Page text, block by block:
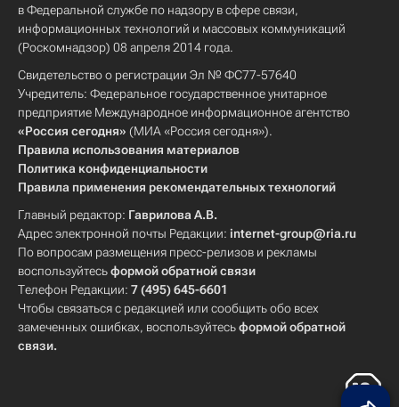
в Федеральной службе по надзору в сфере связи,
информационных технологий и массовых коммуникаций
(Роскомнадзор) 08 апреля 2014 года.
Свидетельство о регистрации Эл № ФС77-57640
Учредитель: Федеральное государственное унитарное
предприятие Международное информационное агентство
«Россия сегодня» (МИА «Россия сегодня»).
Правила использования материалов
Политика конфиденциальности
Правила применения рекомендательных технологий
Главный редактор: Гаврилова А.В.
Адрес электронной почты Редакции: internet-group@ria.ru
По вопросам размещения пресс-релизов и рекламы
воспользуйтесьформой обратной связи
Телефон Редакции: 7 (495) 645-6601
Чтобы связаться с редакцией или сообщить обо всех
замеченных ошибках, воспользуйтесьформой обратной
связи.